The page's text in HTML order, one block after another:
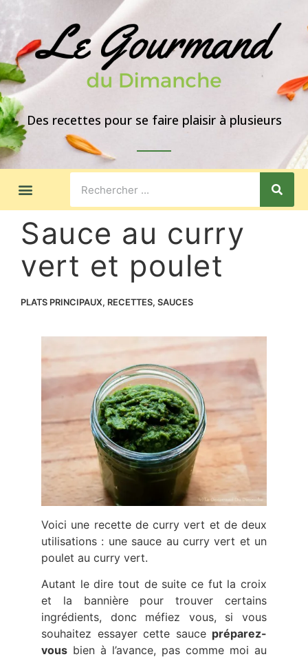
Des recettes pour se faire plaisir à plusieurs
Sauce au curry
vert et poulet
PLATS PRINCIPAUX, RECETTES, SAUCES
Voici une recette de curry vert et de deux
utilisations : une sauce au curry vert et un
poulet au curry vert.
Autant le dire tout de suite ce fut la croix
et la bannière pour trouver certains
ingrédients, donc méfiez vous, si vous
souhaitez essayer cette sauce préparez-
vous bien à l’avance, pas comme moi au